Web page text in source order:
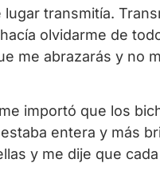
transmitía.
olvidarme de
me abrazarás y no
importó que los
entera y más
y me dije que